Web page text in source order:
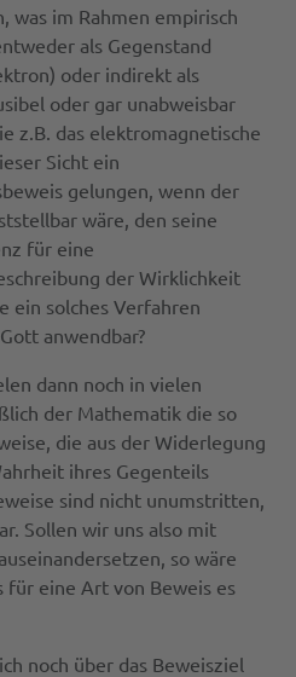
was im Rahmen empirisch
als Gegenstand
oder indirekt als
oder gar unabweisbar
z.B. das elektromagnetische
Sicht ein
gelungen, wenn der
wäre, den seine
für eine
der Wirklichkeit
ein solches Verfahren
anwendbar?
dann noch in vielen
der Mathematik die so
die aus der Widerlegung
ihres Gegenteils
sind nicht unumstritten,
Sollen wir uns also mit
so wäre
für eine Art von Beweis es
noch über das Beweisziel